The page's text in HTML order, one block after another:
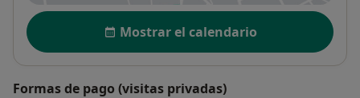
Disponibilidad
Mostrar el calendario
Formas de pago (visitas privadas)